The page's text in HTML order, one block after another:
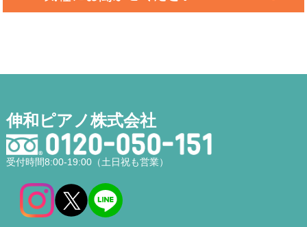
伸和ピアノ株式会社
受付時間8:00-19:00（土日祝も営業）